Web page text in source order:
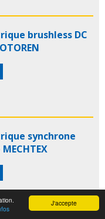
J'accepte
brushless DC
synchrone